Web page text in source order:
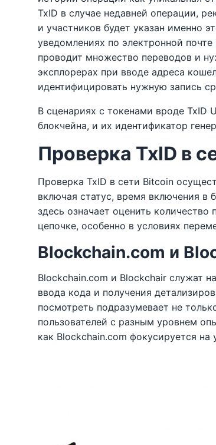
TxID в случае недавней операции,
и участников будет указан именно
уведомлениях по электронной
проводит множество переводов и
эксплорерах при вводе адреса
идентифицировать нужную запись
В сценариях с токенами вроде TxID
блокчейна, и их идентификатор
Проверка TxID в
Проверка TxID в сети Bitcoin
включая статус, время включения в
здесь означает оценить
цепочке, особенно в условиях
Blockchain.com и
Blockchain.com и Blockchair служат
ввода кода и получения
посмотреть подразумевает не
пользователей с разным уровнем
как Blockchain.com фокусируется